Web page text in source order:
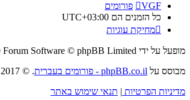
VGF
פורומים
כל הזמנים הם UTC+03:00
מחיקת עוגיות
מופעל על ידי Software © phpBB Limited
מבוסס על phpBB.co.il - פורומים בעברית
. © 2017 - phpBB.co.il.
מדיניות הפרטיות | תנאי שימוש באתר